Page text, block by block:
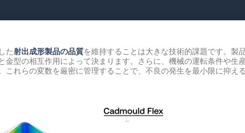
た射出成形製品の品質を維持することは大きな技術的課題です。製
金型の相互作用によって決まります。さらに、機械の運転条件や生
これらの変数を厳密に管理することで、不良の発生を最小限に抑え